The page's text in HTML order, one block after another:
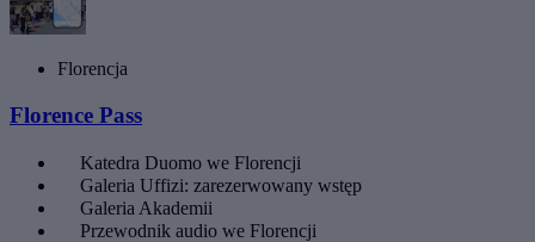
Florencja
Florence Pass
Katedra Duomo we Florencji
Galeria Uffizi: zarezerwowany wstęp
Galeria Akademii
Przewodnik audio we Florencji